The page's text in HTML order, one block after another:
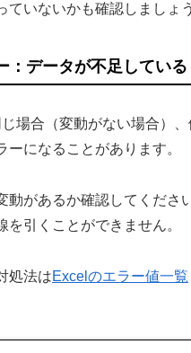
ていないかも確認しましょう
：データが不足している
場合（変動がない場合）
ーになることがあります。
動があるか確認してくださ
を引くことができません。
処法はExcelのエラー値一覧